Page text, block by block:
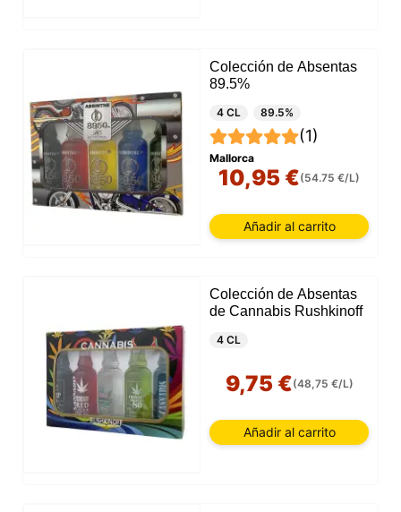
Colección de Absentas
89.5%
4 CL 89.5%
(1)
Mallorca
10,95 €(54.75 €/L)
Añadir al carrito
Colección de Absentas
de Cannabis Rushkinoff
4 CL
9,75 €(48,75 €/L)
Añadir al carrito